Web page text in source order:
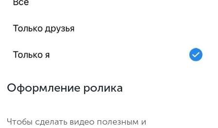
Оформление ролика
Чтобы сделать видео полезным и